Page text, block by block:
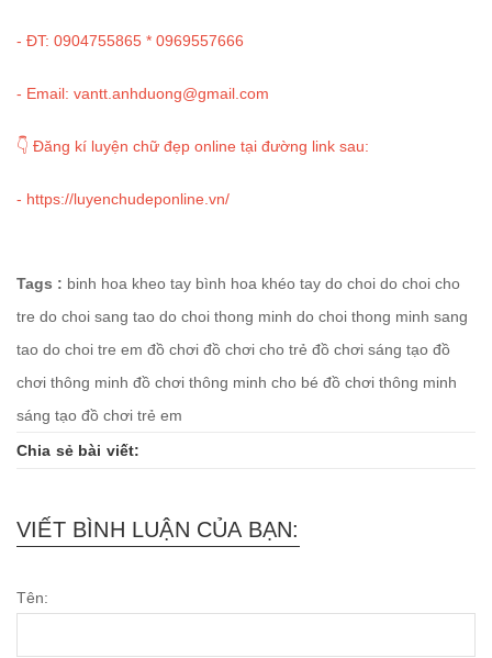
- ĐT: 0904755865 * 0969557666
- Email: vantt.anhduong@gmail.com
👇 Đăng kí luyện chữ đẹp online tại đường link sau:
- https://luyenchudeponline.vn/
Tags : binh hoa kheo tay bình hoa khéo tay do choi do choi cho
tre do choi sang tao do choi thong minh do choi thong minh sang
tao do choi tre em đồ chơi đồ chơi cho trẻ đồ chơi sáng tạo đồ
chơi thông minh đồ chơi thông minh cho bé đồ chơi thông minh
sáng tạo đồ chơi trẻ em
Chia sẻ bài viết:
VIẾT BÌNH LUẬN CỦA BẠN:
Tên: